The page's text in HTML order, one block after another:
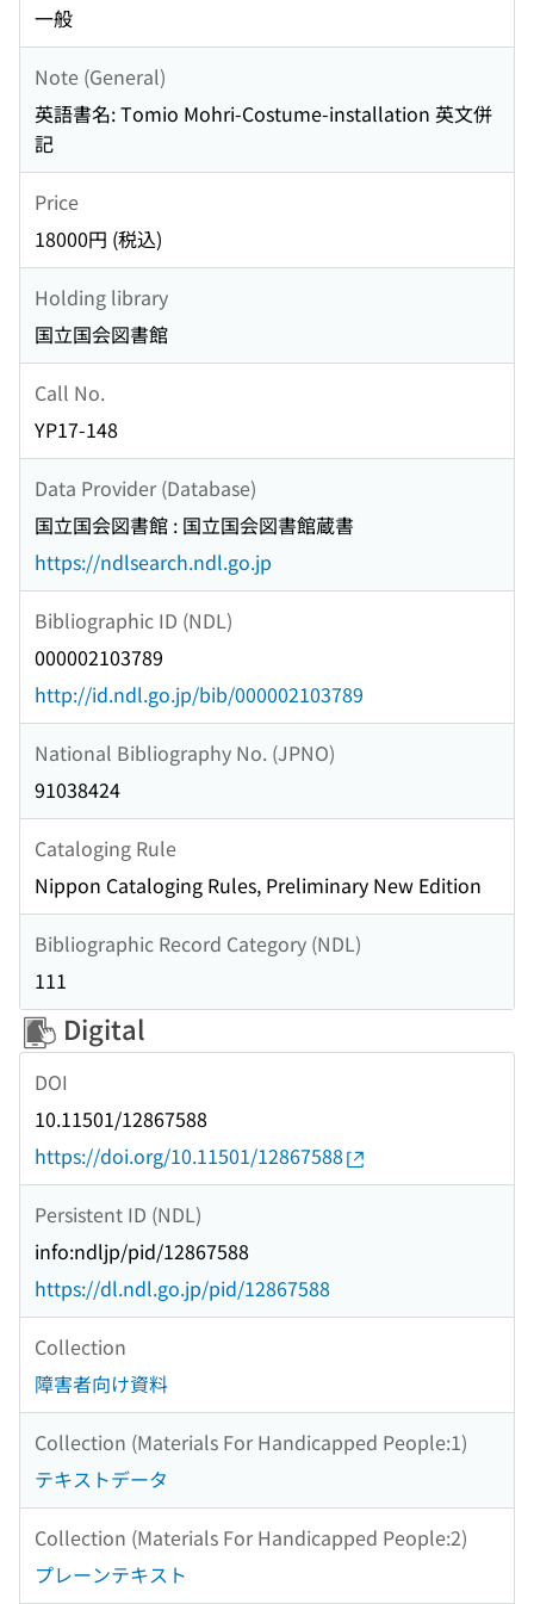
一般
Note (General)
英語書名: Tomio Mohri-Costume-installation 英文併
記
Price
18000円 (税込)
Holding library
国立国会図書館
Call No.
YP17-148
Data Provider (Database)
国立国会図書館 : 国立国会図書館蔵書
https://ndlsearch.ndl.go.jp
Bibliographic ID (NDL)
000002103789
http://id.ndl.go.jp/bib/000002103789
National Bibliography No. (JPNO)
91038424
Cataloging Rule
Nippon Cataloging Rules, Preliminary New Edition
Bibliographic Record Category (NDL)
111
Digital
DOI
10.11501/12867588
https://doi.org/10.11501/12867588
Persistent ID (NDL)
info:ndljp/pid/12867588
https://dl.ndl.go.jp/pid/12867588
Collection
障害者向け資料
Collection (Materials For Handicapped People:1)
テキストデータ
Collection (Materials For Handicapped People:2)
プレーンテキスト